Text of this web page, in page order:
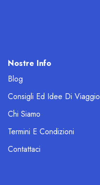
Nostre Info
Blog
Consigli Ed Idee Di Viaggio
Chi Siamo
Termini E Condizioni
Contattaci